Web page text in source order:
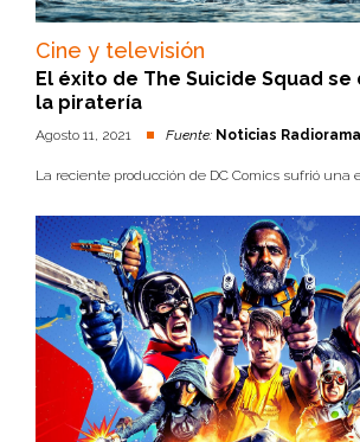
Cine y televisión
El éxito de The Suicide Squad
la piratería
Agosto 11, 2021 Fuente: Noticias Radiorama
La reciente producción de DC Comics sufrió una